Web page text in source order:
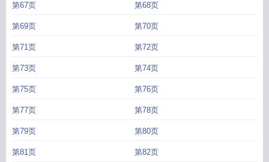
第67页 第68页
第69页 第70页
第71页 第72页
第73页 第74页
第75页 第76页
第77页 第78页
第79页 第80页
第81页 第82页